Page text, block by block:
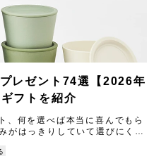
レゼント74選【2026年
フトを紹介
、何を選べば本当に喜んでもら
がはっきりしていて選びにく